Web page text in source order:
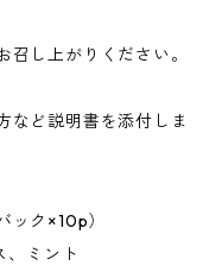
し上がりください。
など説明書を添付しま
ク×10p）
、ミント